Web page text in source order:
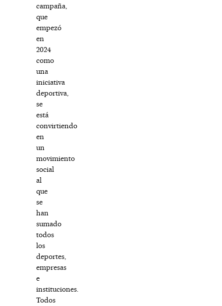
campaña,
que
empezó
en
2024
como
una
iniciativa
deportiva,
se
está
convirtiendo
en
un
movimiento
social
al
que
se
han
sumado
todos
los
deportes,
empresas
e
instituciones.
Todos